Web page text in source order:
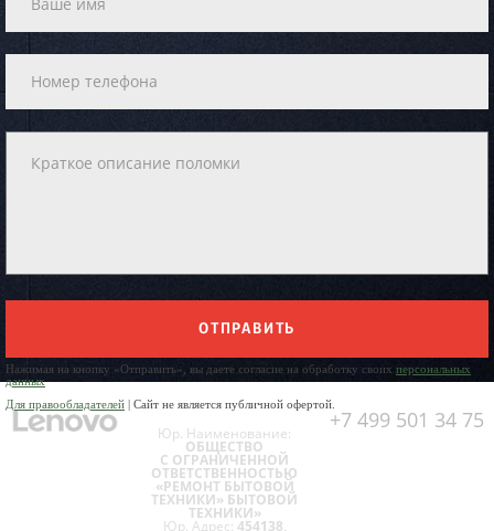
ОТПРАВИТЬ
Нажимая на кнопку «Отправить», вы даете согласие на обработку своих персональных
данных
Для правообладателей | Сайт не является публичной офертой.
+7 499 501 34 75
Юр. Наименование:
ОБЩЕСТВО
С ОГРАНИЧЕННОЙ
ОТВЕТСТВЕННОСТЬЮ
«РЕМОНТ БЫТОВОЙ
ТЕХНИКИ» БЫТОВОЙ
ТЕХНИКИ»
Юр. Адрес: 454138,